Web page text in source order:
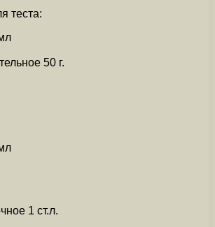
теста:
50 г.
1 ст.л.